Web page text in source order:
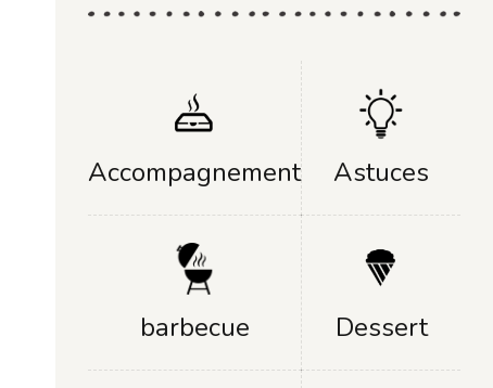
Accompagnement Astuces
barbecue Dessert